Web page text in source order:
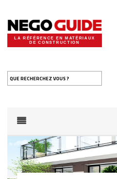
LA RÉFÉRENCE EN MATÉRIAUX
DE CONSTRUCTION
QUE RECHERCHEZ VOUS ?